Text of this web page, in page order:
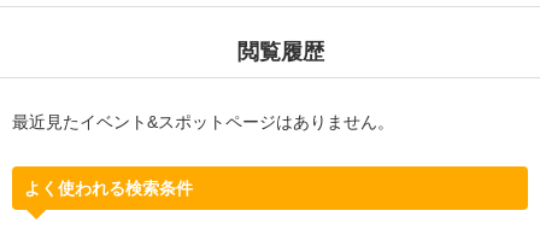
閲覧履歴
最近見たイベント&スポットページはありません。
よく使われる検索条件